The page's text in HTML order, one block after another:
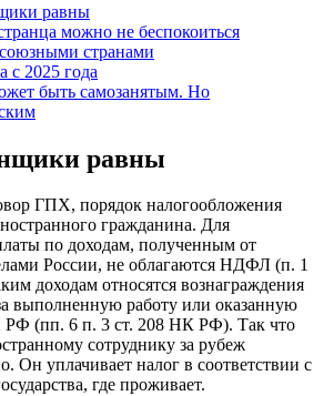
равны
можно не беспокоиться
странами
с 2025 года
быть самозанятым. Но
равны
ГПХ, порядок налогообложения
гражданина. Для
по доходам, полученным от
России, не облагаются НДФЛ (п. 1
доходам относятся вознаграждения
выполненную работу или оказанную
РФ (пп. 6 п. 3 ст. 208 НК РФ). Так что
сотруднику за рубеж
Он уплачивает налог в соответствии с
где проживает.